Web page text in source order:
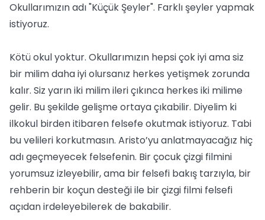
Okullarımızın adı "Küçük Şeyler". Farklı şeyler yapmak
istiyoruz.
Kötü okul yoktur. Okullarımızın hepsi çok iyi ama siz
bir milim daha iyi olursanız herkes yetişmek zorunda
kalır. Siz yarın iki milim ileri çıkınca herkes iki milime
gelir. Bu şekilde gelişme ortaya çıkabilir. Diyelim ki
ilkokul birden itibaren felsefe okutmak istiyoruz. Tabi
bu velileri korkutmasın. Aristo’yu anlatmayacağız hiç
adı geçmeyecek felsefenin. Bir çocuk çizgi filmini
yorumsuz izleyebilir, ama bir felsefi bakış tarzıyla, bir
rehberin bir koçun desteği ile bir çizgi filmi felsefi
açıdan irdeleyebilerek de bakabilir.